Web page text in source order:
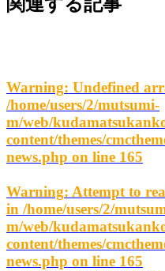
関連する記事
Warning: Undefined
/home/users/2/mutsumi-
m/web/
content/themes/
news.php on line 165
Warning: Attempt to
in /home/users/2/
m/web/
content/themes/
news.php on line 165